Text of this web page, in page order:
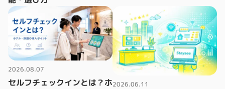
2026.08.07
セルフチェックインとは？ホ2026.06.11